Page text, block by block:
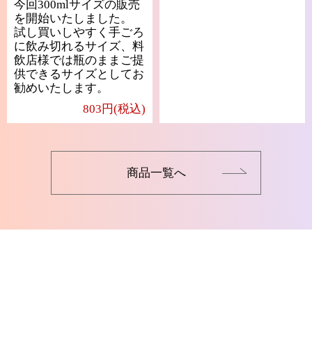
今回300mlサイズの販売
を開始いたしました。
試し買いしやすく手ごろ
に飲み切れるサイズ、料
飲店様では瓶のままご提
供できるサイズとしてお
勧めいたします。
803円(税込)
商品一覧へ